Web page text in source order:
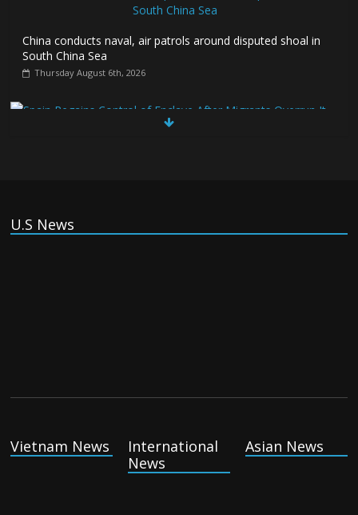
China conducts naval, air patrols around disputed shoal in
South China Sea
Thursday August 6th, 2026
(Tiếng Việt) VinFast mất 400 triệu USD ưu đãi cho dự án nhà
U.S News
Vietnam News
International
News
Asian News